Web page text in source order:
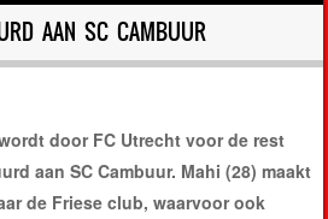
AAN SC CAMBUUR
door FC Utrecht voor de rest
aan SC Cambuur. Mahi (28) maakt
de Friese club, waarvoor ook